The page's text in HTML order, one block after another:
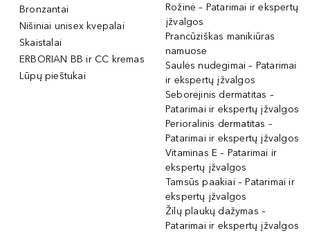
Bronzantai
Nišiniai unisex kvepalai
Skaistalai
ERBORIAN BB ir CC kremas
Lūpų pieštukai
Rožinė – Patarimai ir ekspertų
įžvalgos
Prancūziškas manikiūras
namuose
Saulės nudegimai – Patarimai
ir ekspertų įžvalgos
Seborėjinis dermatitas –
Patarimai ir ekspertų įžvalgos
Perioralinis dermatitas –
Patarimai ir ekspertų įžvalgos
Vitaminas E – Patarimai ir
ekspertų įžvalgos
Tamsūs paakiai – Patarimai ir
ekspertų įžvalgos
Žilų plaukų dažymas –
Patarimai ir ekspertų įžvalgos